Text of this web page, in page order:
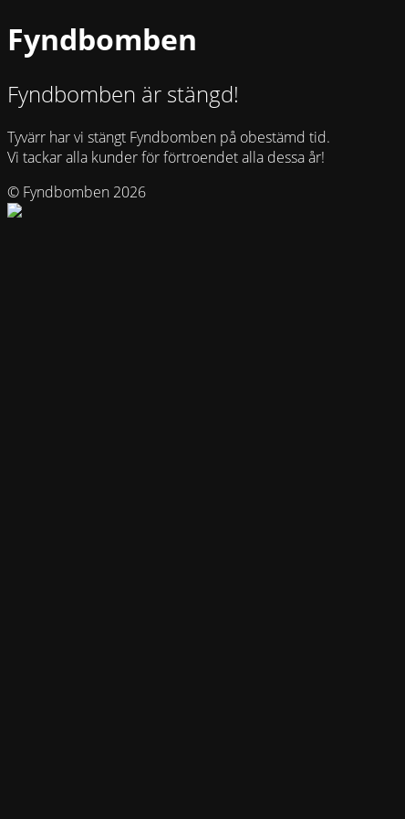
Fyndbomben
Fyndbomben är stängd!
Tyvärr har vi stängt Fyndbomben på obestämd tid.
Vi tackar alla kunder för förtroendet alla dessa år!
© Fyndbomben 2026